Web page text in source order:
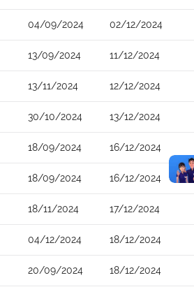
04/09/2024 02/12/2024
13/09/2024 11/12/2024
13/11/2024 12/12/2024
30/10/2024 13/12/2024
18/09/2024 16/12/2024
18/09/2024 16/12/2024
18/11/2024 17/12/2024
04/12/2024 18/12/2024
20/09/2024 18/12/2024